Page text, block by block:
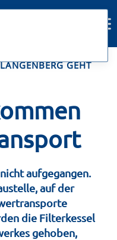
GEHT
aufgegangen.
auf der
die Filterkessel
gehoben,